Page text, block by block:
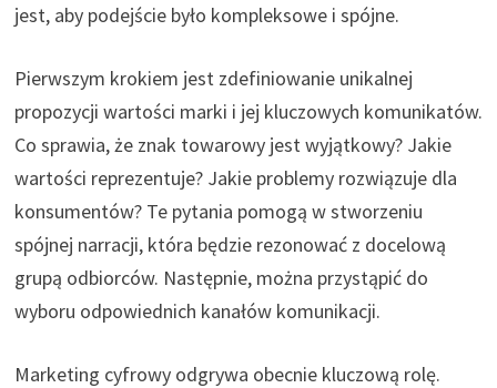
jest, aby podejście było kompleksowe i spójne.
Pierwszym krokiem jest zdefiniowanie unikalnej
propozycji wartości marki i jej kluczowych komunikatów.
Co sprawia, że znak towarowy jest wyjątkowy? Jakie
wartości reprezentuje? Jakie problemy rozwiązuje dla
konsumentów? Te pytania pomogą w stworzeniu
spójnej narracji, która będzie rezonować z docelową
grupą odbiorców. Następnie, można przystąpić do
wyboru odpowiednich kanałów komunikacji.
Marketing cyfrowy odgrywa obecnie kluczową rolę.